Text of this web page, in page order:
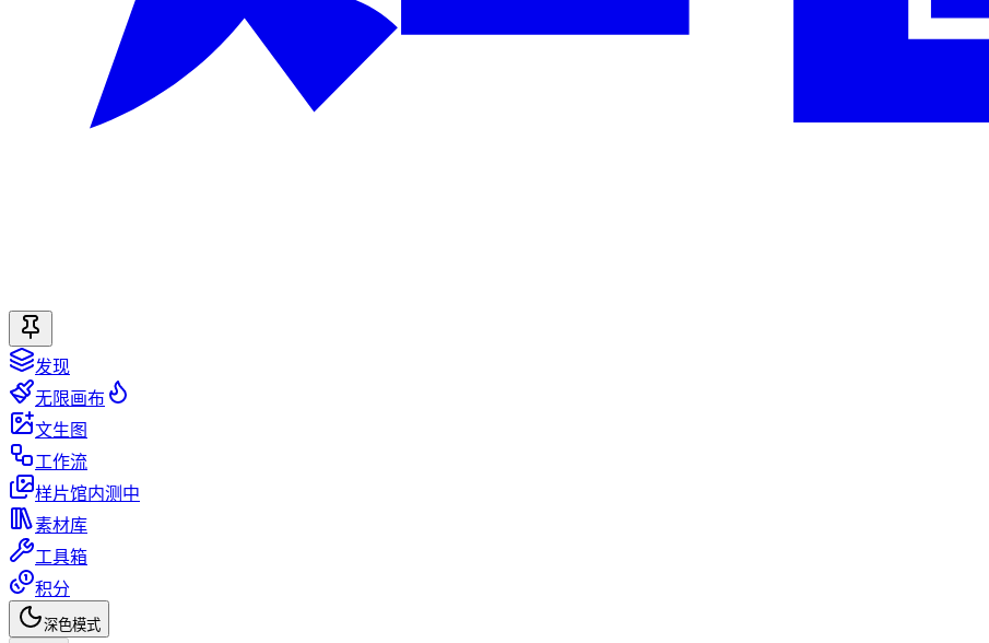
发现
无限画布
文生图
工作流
样片馆内测中
素材库
工具箱
积分
深色模式